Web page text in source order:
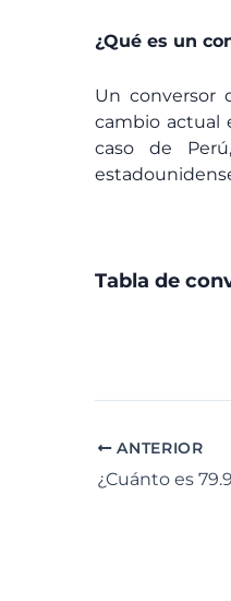
¿Qué es un
Un conversor
cambio actual
caso de
Tabla de
ANTERIOR
¿Cuánto es